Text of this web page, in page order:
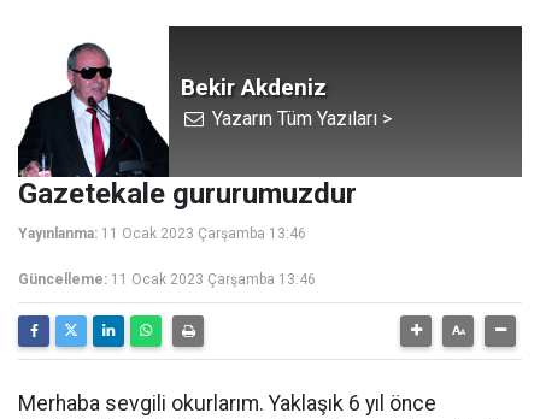
Bekir Akdeniz
Yazarın Tüm Yazıları >
Gazetekale gururumuzdur
Yayınlanma: 11 Ocak 2023 Çarşamba 13:46
Güncelleme: 11 Ocak 2023 Çarşamba 13:46
Merhaba sevgili okurlarım. Yaklaşık 6 yıl önce